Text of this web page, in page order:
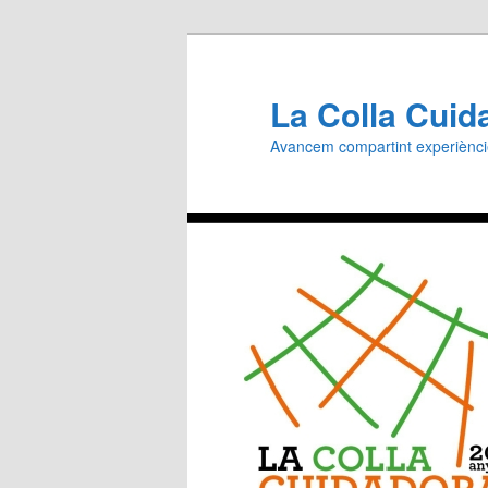
La Colla
Avancem compartint